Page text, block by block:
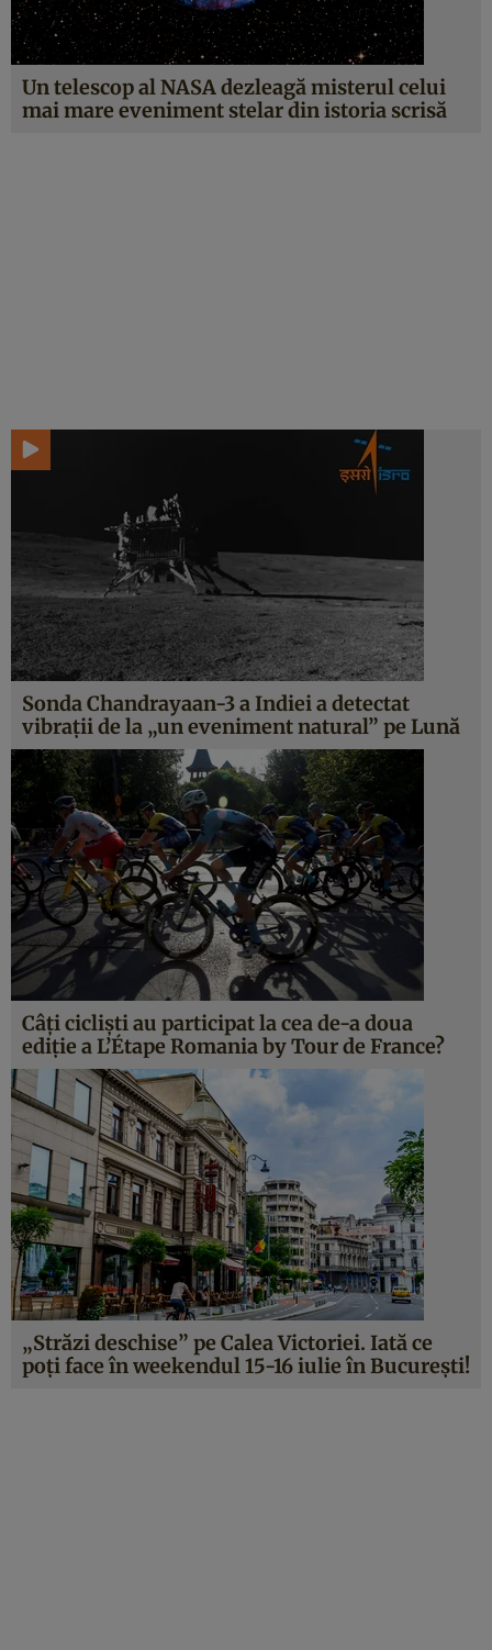
Un telescop al NASA dezleagă misterul celui
mai mare eveniment stelar din istoria scrisă
Sonda Chandrayaan-3 a Indiei a detectat
vibrații de la „un eveniment natural” pe Lună
Câți cicliști au participat la cea de-a doua
ediție a L’Étape Romania by Tour de France?
„Străzi deschise” pe Calea Victoriei. Iată ce
poți face în weekendul 15-16 iulie în București!